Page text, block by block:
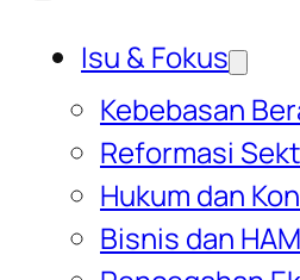
Isu & Fokus
Kebebasan
Reformasi
Hukum dan
Bisnis dan HAM